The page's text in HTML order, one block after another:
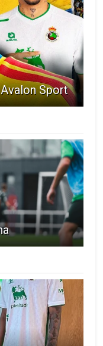
Sport